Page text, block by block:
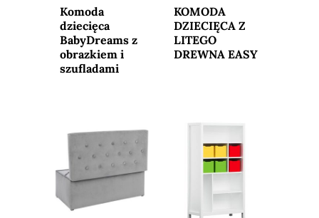
sklepu
Komoda
dziecięca
BabyDreams z
obrazkiem i
szufladami
sklepu
KOMODA
DZIECIĘCA Z
LITEGO
DREWNA EASY